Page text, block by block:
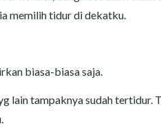
memilih tidur di dekatku.
biasa-biasa saja.
lain tampaknya sudah tertidur.